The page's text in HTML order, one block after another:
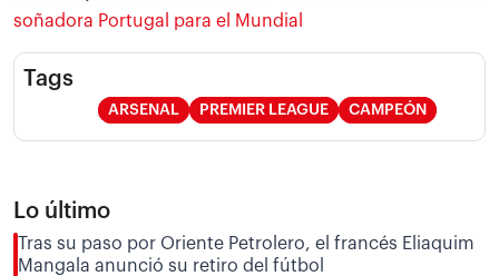
soñadora Portugal para el Mundial
Tags
ARSENAL PREMIER LEAGUE CAMPEÓN
Lo último
Tras su paso por Oriente Petrolero, el francés Eliaquim
Mangala anunció su retiro del fútbol